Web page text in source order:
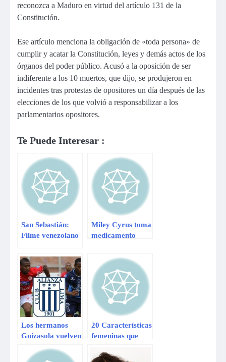
reconozca a Maduro en virtud del artículo 131 de la
Constitución.
Ese artículo menciona la obligación de «toda persona» de
cumplir y acatar la Constitución, leyes y demás actos de los
órganos del poder público. Acusó a la oposición de ser
indiferente a los 10 muertos, que dijo, se produjeron en
incidentes tras protestas de opositores un día después de las
elecciones de los que volvió a responsabilizar a los
parlamentarios opositores.
Te Puede Interesar :
San Sebastián:
Filme venezolano
competirá con los
grandes
Miley Cyrus toma
medicamento
el cabello
Los hermanos
Guizasola vuelven
20 Características
femeninas que
los hombres